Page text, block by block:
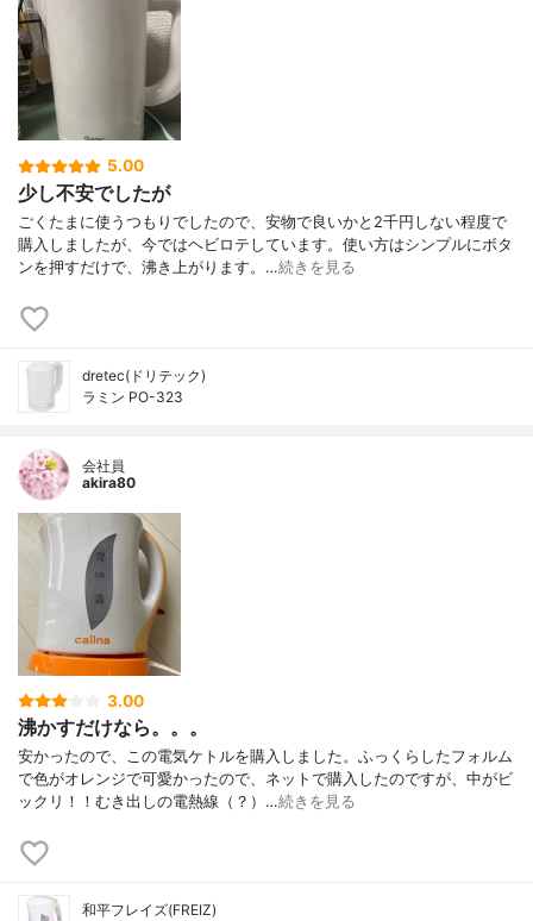
5.00
少し不安でしたが
ごくたまに使うつもりでしたので、安物で良いかと2千円しない程度で
購入しましたが、今ではヘビロテしています。使い方はシンプルにボタ
ンを押すだけで、沸き上がります。…続きを見る
dretec(ドリテック)
ラミン PO-323
会社員
akira80
3.00
沸かすだけなら。。。
安かったので、この電気ケトルを購入しました。ふっくらしたフォルム
で色がオレンジで可愛かったので、ネットで購入したのですが、中がビ
ックリ！！むき出しの電熱線（？）…続きを見る
和平フレイズ(FREIZ)